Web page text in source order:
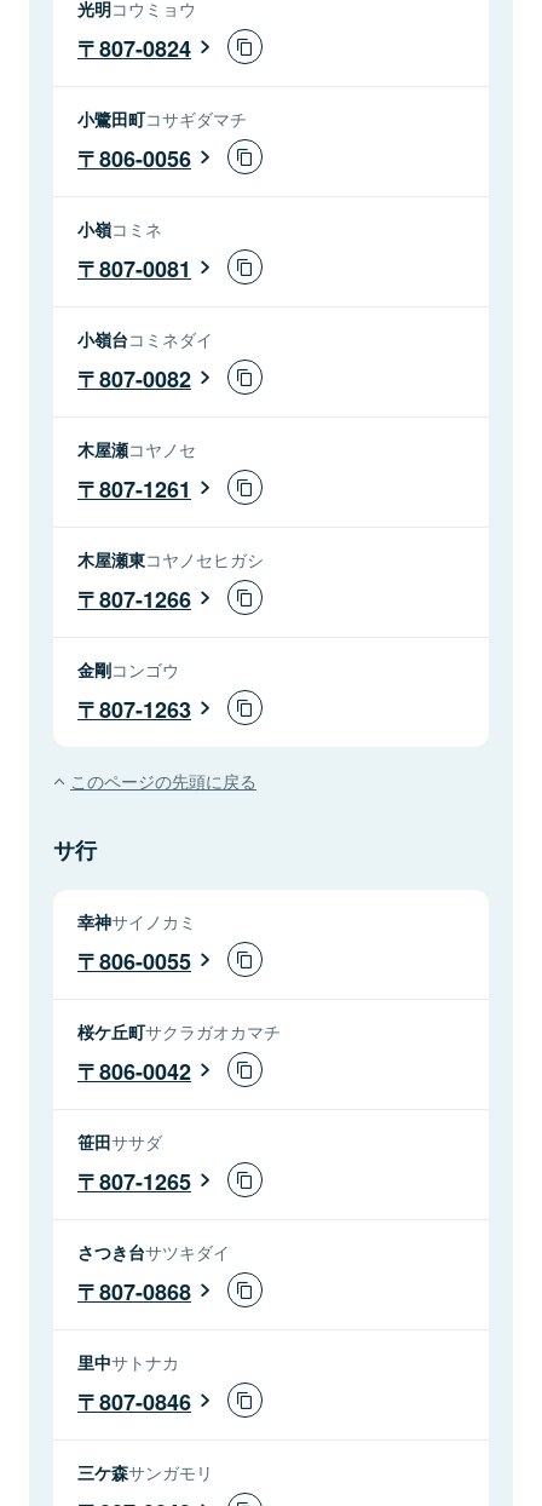
光明コウミョウ
807-0824
小鷺田町コサギダマチ
806-0056
小嶺コミネ
807-0081
小嶺台コミネダイ
807-0082
木屋瀬コヤノセ
807-1261
木屋瀬東コヤノセヒガシ
807-1266
金剛コンゴウ
807-1263
このページの先頭に戻る
サ行
幸神サイノカミ
806-0055
桜ケ丘町サクラガオカマチ
806-0042
笹田ササダ
807-1265
さつき台サツキダイ
807-0868
里中サトナカ
807-0846
三ケ森サンガモリ